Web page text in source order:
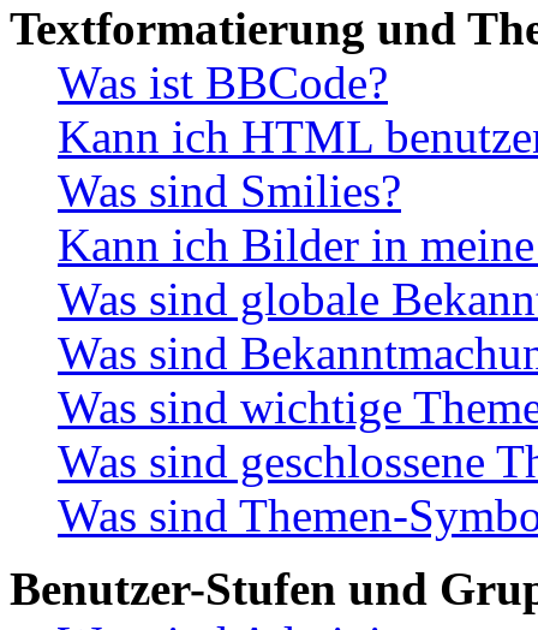
Textformatierung und
Was ist BBCode?
Kann ich HTML
Was sind Smilies?
Kann ich Bilder in
Was sind globale
Was sind
Was sind wichtige
Was sind geschlossene
Was sind Themen-
Benutzer-Stufen und